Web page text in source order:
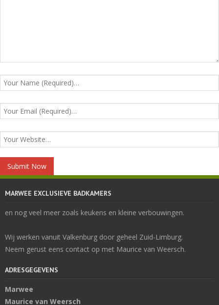
MARWEE EXCLUSIEVE BADKAMERS
en nog veel meer zoals keukens en kleine verbouwingen.
Wij werken vanuit Valkenburg door geheel Zuid-Limburg.
Neem gerust eens contact op met Maurice van Weersch.
ADRESGEGEVENS
Marwee
Maurice van Weersch